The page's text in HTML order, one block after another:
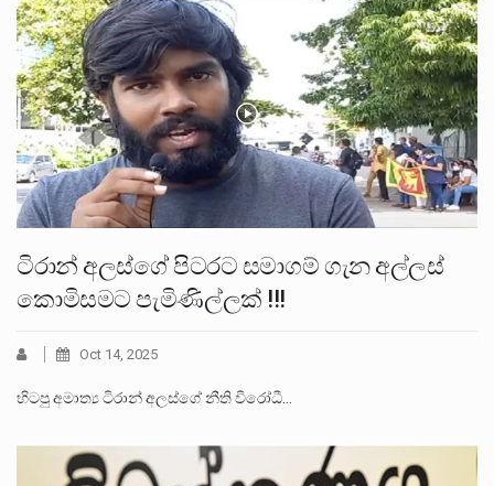
ටිරාන් අලස්ගේ පිටරට සමාගම් ගැන අල්ලස්
කොමිසමට පැමිණිල්ලක් !!!
Oct 14, 2025
හිටපු අමාත්‍ය ටිරාන් අලස්ගේ නීති විරෝධී…